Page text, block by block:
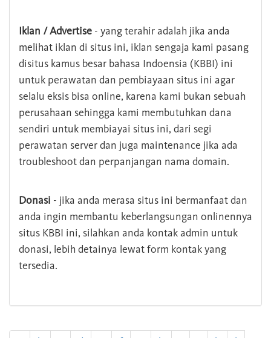
Iklan / Advertise - yang terahir adalah jika anda
melihat iklan di situs ini, iklan sengaja kami pasang
disitus kamus besar bahasa Indoensia (KBBI) ini
untuk perawatan dan pembiayaan situs ini agar
selalu eksis bisa online, karena kami bukan sebuah
perusahaan sehingga kami membutuhkan dana
sendiri untuk membiayai situs ini, dari segi
perawatan server dan juga maintenance jika ada
troubleshoot dan perpanjangan nama domain.
Donasi - jika anda merasa situs ini bermanfaat dan
anda ingin membantu keberlangsungan onlinennya
situs KBBI ini, silahkan anda kontak admin untuk
donasi, lebih detainya lewat form kontak yang
tersedia.